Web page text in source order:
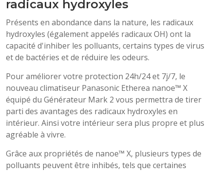
radicaux hydroxyles
Présents en abondance dans la nature, les radicaux
hydroxyles (également appelés radicaux OH) ont la
capacité d'inhiber les polluants, certains types de virus
et de bactéries et de réduire les odeurs.
Pour améliorer votre protection 24h/24 et 7j/7, le
nouveau climatiseur Panasonic Etherea nanoe™ X
équipé du Générateur Mark 2 vous permettra de tirer
parti des avantages des radicaux hydroxyles en
intérieur. Ainsi votre intérieur sera plus propre et plus
agréable à vivre.
Grâce aux propriétés de nanoe™ X, plusieurs types de
polluants peuvent être inhibés, tels que certaines